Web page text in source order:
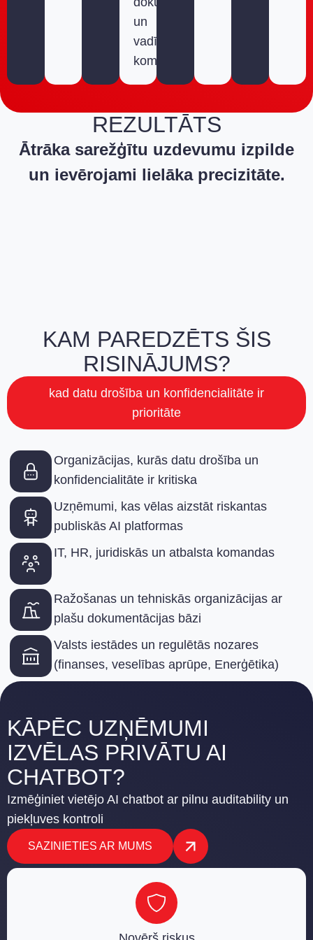
un
vadības
komandām.
REZULTĀTS
Ātrāka sarežģītu uzdevumu izpilde
un ievērojami lielāka precizitāte.
KAM PAREDZĒTS ŠIS
RISINĀJUMS?
kad datu drošība un konfidencialitāte ir
prioritāte
Organizācijas, kurās datu drošība un
konfidencialitāte ir kritiska
Uzņēmumi, kas vēlas aizstāt riskantas
publiskās AI platformas
IT, HR, juridiskās un atbalsta komandas
Ražošanas un tehniskās organizācijas ar
plašu dokumentācijas bāzi
Valsts iestādes un regulētās nozares
(finanses, veselības aprūpe, Enerģētika)
KĀPĒC UZŅĒMUMI
IZVĒLAS PRIVĀTU AI
CHATBOT?
Izmēģiniet vietējo AI chatbot ar pilnu auditability un
piekļuves kontroli
SAZINIETIES AR MUMS